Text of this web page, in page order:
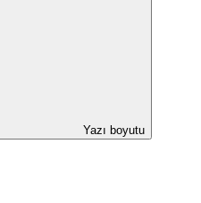
Yazı boyutu